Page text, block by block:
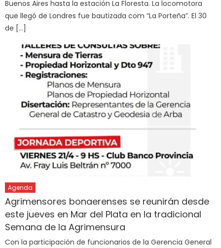
Buenos Aires hasta la estación La Floresta. La locomotora
que llegó de Londres fue bautizada com “La Porteña”. El 30
de […]
Agenda
Agrimensores bonaerenses se reunirán desde
este jueves en Mar del Plata en la tradicional
Semana de la Agrimensura
Con la participación de funcionarios de la Gerencia General